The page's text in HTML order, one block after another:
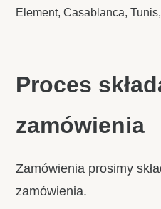
Element, Casablanca,
Proces
zamówienia
Zamówienia prosimy
zamówienia.